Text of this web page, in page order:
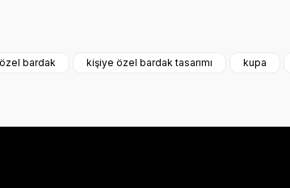
bardak kişiye özel bardak tasarımı kupa